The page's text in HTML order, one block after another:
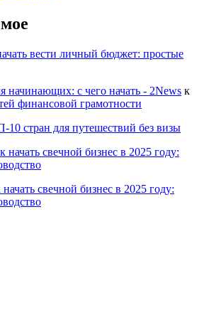
вести личный бюджет: простые
начинающих: с чего начать - 2News к
финансовой грамотности
10 стран для путешествий без визы
начать свечной бизнес в 2025 году:
свечной бизнес в 2025 году: